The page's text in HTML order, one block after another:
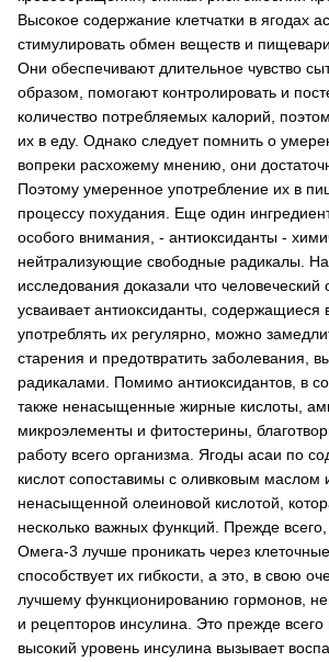
Высокое содержание клетчатки в ягодах
стимулировать обмен веществ и
Они обеспечивают длительное чувство
образом, помогают контролировать и
количество потребляемых калорий,
их в еду. Однако следует помнить о
вопреки расхожему мнению, они
Поэтому умеренное употребление их в
процессу похудания. Еще один
особого внимания, - антиоксиданты -
нейтрализующие свободные радикалы.
исследования доказали что человеческий
усваивает антиоксиданты, содержащиеся
употреблять их регулярно, можно
старения и предотвратить заболевания,
радикалами. Помимо антиоксидантов, в
также ненасыщенные жирные кислоты,
микроэлементы и фитостерины,
работу всего организма. Ягоды асаи по
кислот сопоставимы с оливковым маслом
ненасыщенной олеиновой кислотой,
несколько важных функций. Прежде
Омега-3 лучше проникать через
способствует их гибкости, а это, в свою
лучшему функционированию гормонов,
и рецепторов инсулина. Это прежде
высокий уровень инсулина вызывает